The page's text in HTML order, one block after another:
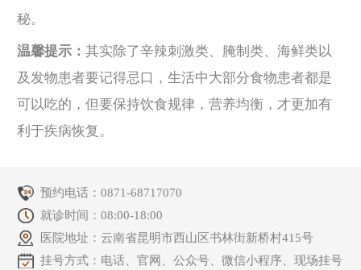
秘。
温馨提示： 其实除了辛辣刺激类、腌制类、海鲜类以
及发物患者要记得忌口，生活中大部分食物患者都是
可以吃的，但要保持饮食规律，营养均衡，才更加有
利于疾病恢复。
预约电话：0871-68717070
就诊时间：08:00-18:00
医院地址：云南省昆明市西山区书林街新桥村415号
挂号方式：电话、官网、公众号、微信小程序、现场挂号